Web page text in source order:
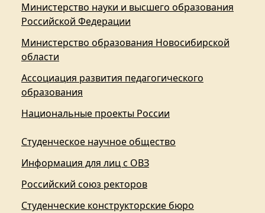
Министерство науки и высшего образования
Российской Федерации
Министерство образования Новосибирской
области
Ассоциация развития педагогического
образования
Национальные проекты России
Студенческое научное общество
Информация для лиц с ОВЗ
Российский союз ректоров
Студенческие конструкторские бюро